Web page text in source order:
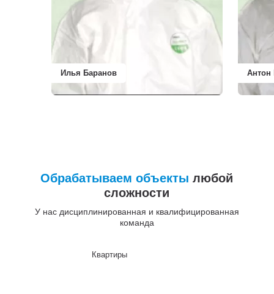
Илья Баранов Антон
Обрабатываем объекты любой
сложности
У нас дисциплинированная и квалифицированная
команда
Квартиры